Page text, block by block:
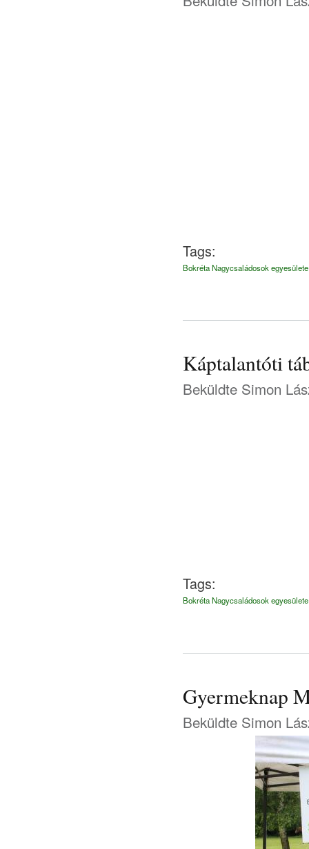
Tags:
Bokréta Nagycsaládosok egyesülete
Káptalantóti
Beküldte Simon
Tags:
Bokréta Nagycsaládosok egyesülete
Gyermeknap
Beküldte Simon